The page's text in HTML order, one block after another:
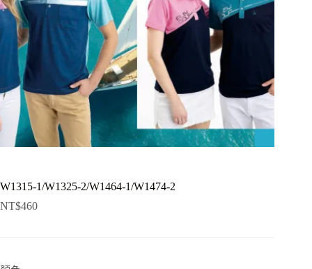
W1315-1/W1325-2/W1464-1/W1474-2
NT$460